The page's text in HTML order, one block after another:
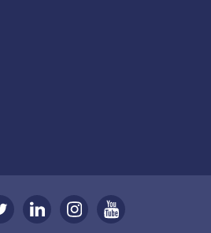
linkedininstagramyoutube